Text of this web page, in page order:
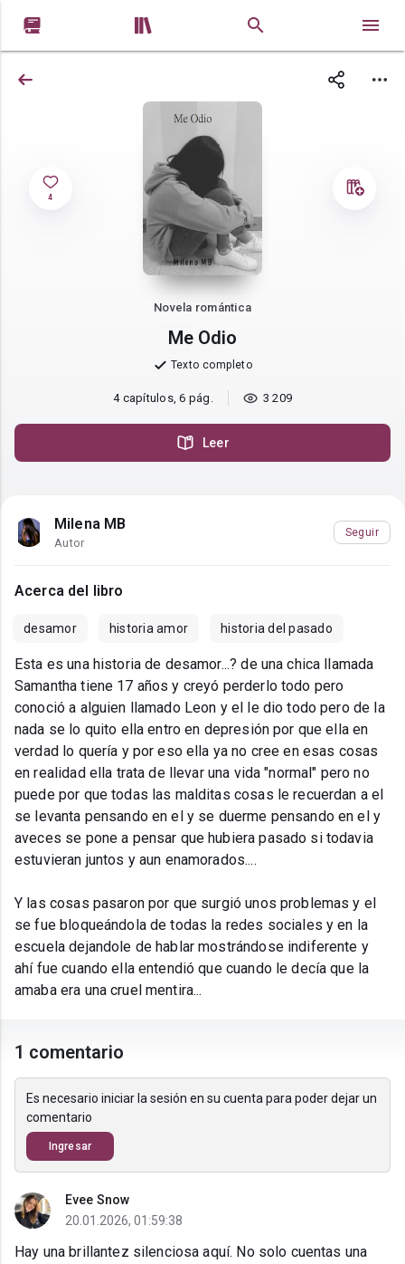
 
4
Novela romántica
Me Odio
Texto completo
4 capítulos, 6 pág. 3 209
Leer
Milena MB
Autor
Seguir
Acerca del libro
desamor historia amor historia del pasado
Esta es una historia de desamor...? de una chica llamada
Samantha tiene 17 años y creyó perderlo todo pero
conoció a alguien llamado Leon y el le dio todo pero de la
nada se lo quito ella entro en depresión por que ella en
verdad lo quería y por eso ella ya no cree en esas cosas
en realidad ella trata de llevar una vida "normal" pero no
puede por que todas las malditas cosas le recuerdan a el
se levanta pensando en el y se duerme pensando en el y
aveces se pone a pensar que hubiera pasado si todavia
estuvieran juntos y aun enamorados....
Y las cosas pasaron por que surgió unos problemas y el
se fue bloqueándola de todas la redes sociales y en la
escuela dejandole de hablar mostrándose indiferente y
ahí fue cuando ella entendió que cuando le decía que la
amaba era una cruel mentira...
1 comentario
Es necesario iniciar la sesión en su cuenta para poder dejar un
comentario
Ingresar
Evee Snow
20.01.2026, 01:59:38
Hay una brillantez silenciosa aquí. No solo cuentas una